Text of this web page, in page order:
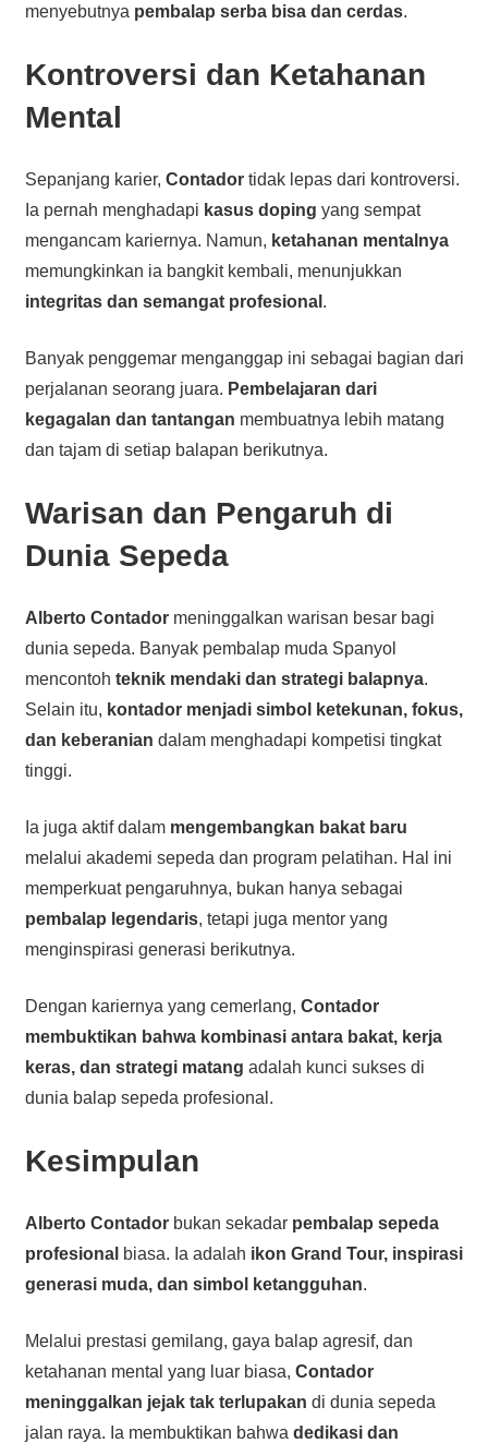
menyebutnya pembalap serba bisa dan cerdas.
Kontroversi dan Ketahanan
Mental
Sepanjang karier, Contadortidak lepas dari kontroversi.
Ia pernah menghadapi kasus doping yang sempat
mengancam kariernya. Namun, ketahanan mentalnya
memungkinkan ia bangkit kembali, menunjukkan
integritas dan semangat profesional .
Banyak penggemar menganggap ini sebagai bagian dari
perjalanan seorang juara. Pembelajaran dari
kegagalan dan tantangan membuatnya lebih matang
dan tajam di setiap balapan berikutnya.
Warisan dan Pengaruh di
Dunia Sepeda
Alberto Contadormeninggalkan warisan besar bagi
dunia sepeda. Banyak pembalap muda Spanyol
mencontoh teknik mendaki dan strategi balapnya.
Selain itu, kontador menjadi simbol ketekunan, fokus,
dan keberanian dalam menghadapi kompetisi tingkat
tinggi.
Ia juga aktif dalam mengembangkan bakat baru
melalui akademi sepeda dan program pelatihan. Hal ini
memperkuat pengaruhnya, bukan hanya sebagai
pembalap legendaris, tetapi juga mentor yang
menginspirasi generasi berikutnya.
Dengan kariernya yang cemerlang, Contador
membuktikan bahwa kombinasi antara bakat, kerja
keras, dan strategi matang adalah kunci sukses di
dunia balap sepeda profesional.
Kesimpulan
Alberto Contadorbukan sekadar pembalap sepeda
profesional biasa. Ia adalah ikon Grand Tour, inspirasi
generasi muda, dan simbol ketangguhan.
Melalui prestasi gemilang, gaya balap agresif, dan
ketahanan mental yang luar biasa, Contador
meninggalkan jejak tak terlupakan di dunia sepeda
jalan raya. Ia membuktikan bahwa dedikasi dan